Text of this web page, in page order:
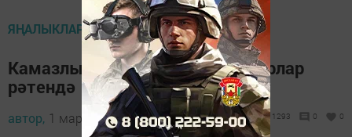
ЯҢАЛЫКЛАР ТАСМАСЫ
Камазлылар – иң яхшы инженерлар
рәтендә
автор, 1 март 2017 - 08:38 1293 0 0